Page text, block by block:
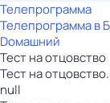
Телепрограмма
Телепрограмма в
Dомашний
Тест на отцовство
Тест на
null